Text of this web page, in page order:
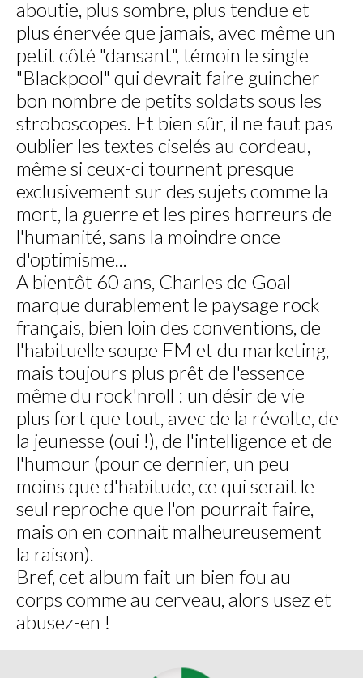
aboutie, plus sombre, plus tendue et
plus énervée que jamais, avec même un
petit côté "dansant", témoin le single
"Blackpool" qui devrait faire guincher
bon nombre de petits soldats sous les
stroboscopes. Et bien sûr, il ne faut pas
oublier les textes ciselés au cordeau,
même si ceux-ci tournent presque
exclusivement sur des sujets comme la
mort, la guerre et les pires horreurs de
l'humanité, sans la moindre once
d'optimisme...
A bientôt 60 ans, Charles de Goal
marque durablement le paysage rock
français, bien loin des conventions, de
l'habituelle soupe FM et du marketing,
mais toujours plus prêt de l'essence
même du rock'nroll : un désir de vie
plus fort que tout, avec de la révolte, de
la jeunesse (oui !), de l'intelligence et de
l'humour (pour ce dernier, un peu
moins que d'habitude, ce qui serait le
seul reproche que l'on pourrait faire,
mais on en connait malheureusement
la raison).
Bref, cet album fait un bien fou au
corps comme au cerveau, alors usez et
abusez-en !